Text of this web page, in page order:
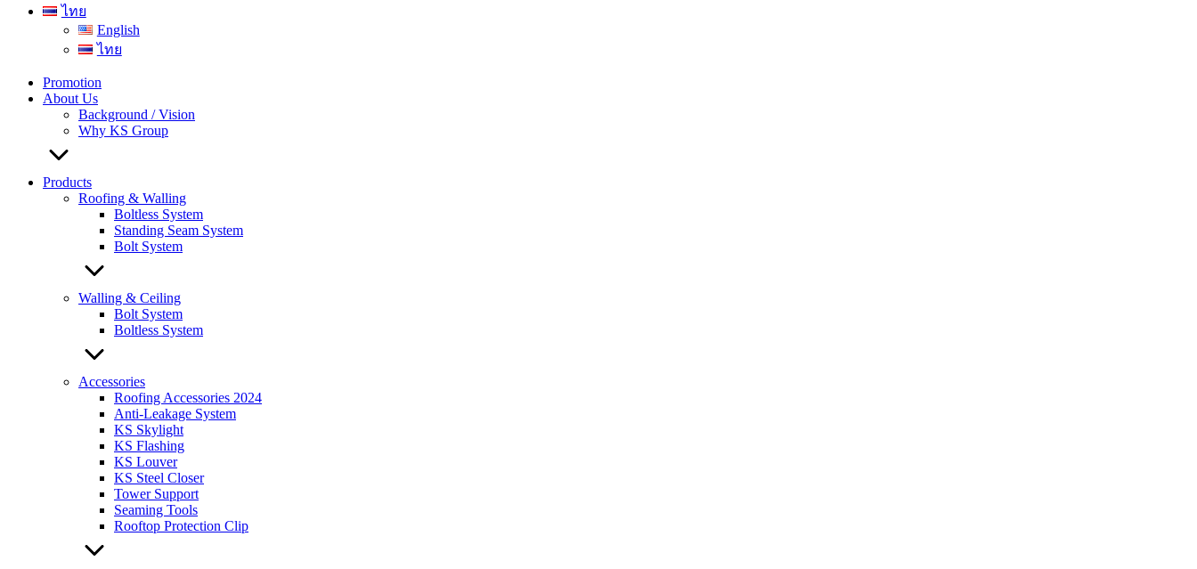
ไทย
English
ไทย
Promotion
About Us
Background / Vision
Why KS Group
Products
Roofing & Walling
Boltless System
Standing Seam System
Bolt System
Walling & Ceiling
Bolt System
Boltless System
Accessories
Roofing Accessories 2024
Anti-Leakage System
KS Skylight
KS Flashing
KS Louver
KS Steel Closer
Tower Support
Seaming Tools
Rooftop Protection Clip